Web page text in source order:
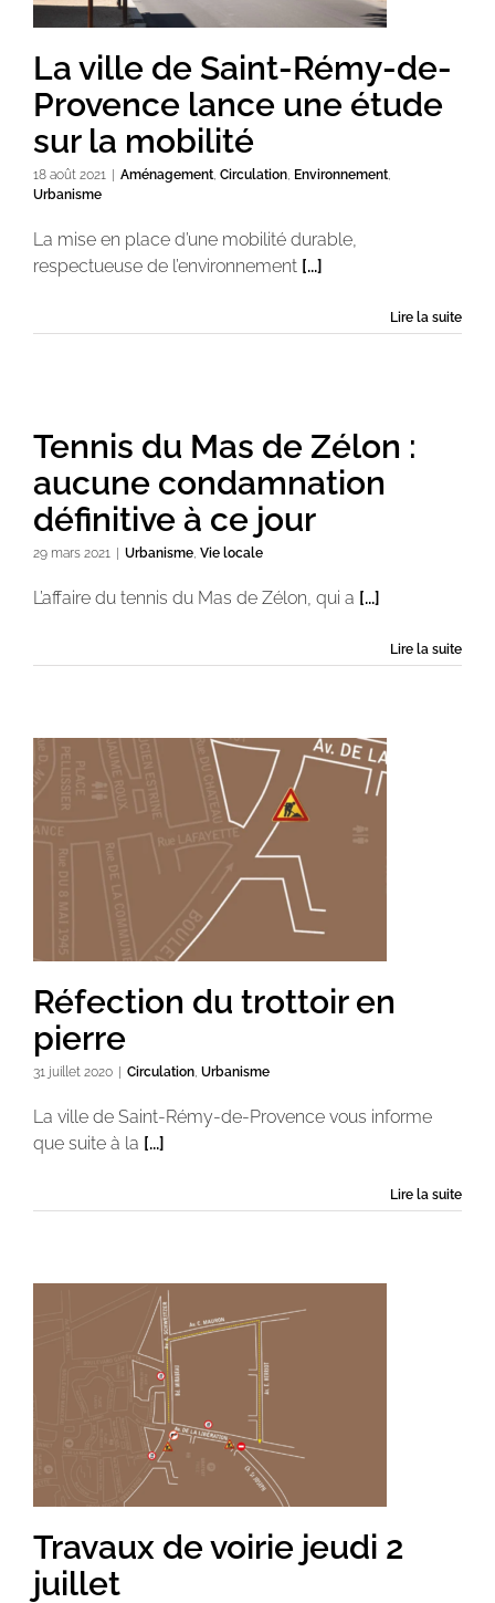
La ville de Saint-Rémy-de-
Provence lance une étude
sur la mobilité
18 août 2021 Aménagement, Circulation, Environnement,
Urbanisme
La mise en place d’une mobilité durable,
respectueuse de l’environnement [...]
Lire la suite
Tennis du Mas de Zélon :
aucune condamnation
définitive à ce jour
29 mars 2021 Urbanisme, Vie locale
L’affaire du tennis du Mas de Zélon, qui a [...]
Lire la suite
Réfection du trottoir en
pierre
31 juillet 2020 Circulation, Urbanisme
La ville de Saint-Rémy-de-Provence vous informe
que suite à la [...]
Lire la suite
Travaux de voirie jeudi 2
juillet